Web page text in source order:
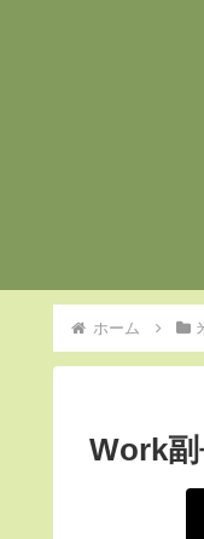
ホーム
Work